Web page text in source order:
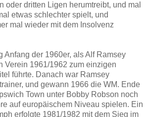
oder dritten Ligen herumtreibt, und mal
etwas schlechter spielt, und
mal wieder mit dem Insolvenz
Anfang der 1960er, als Alf Ramsey
Verein 1961/1962 zum einzigen
führte. Danach war Ramsey
und gewann 1966 die WM. Ende
Town unter Bobby Robson noch
auf europäischem Niveau spielen. Ein
erfolgte 1981/1982 mit dem Sieg im